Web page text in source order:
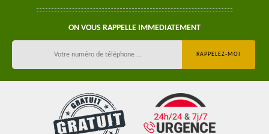
ON VOUS RAPPELLE IMMEDIATEMENT